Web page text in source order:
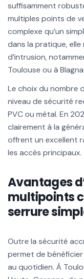
suffisamment
multiples points de
complexe qu’un
dans la pratique,
d’intrusion,
Toulouse ou à
Le choix du nombre
niveau de sécurité
PVC ou métal. En
clairement à la
offrent un excellent
les accès principaux.
Avantages
multipoints
serrure
Outre la sécurité
permet de bénéficier
au quotidien. À